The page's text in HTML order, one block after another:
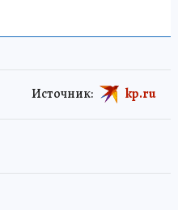
Источник: kp.ru